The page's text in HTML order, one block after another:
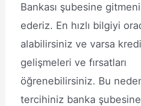
Bankası şubesine
ederiz. En hızlı bilgiyi
alabilirsiniz ve varsa
gelişmeleri ve fırsatları
öğrenebilirsiniz. Bu
tercihiniz banka